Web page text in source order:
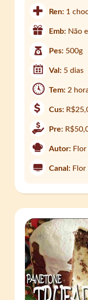
Ren: 1
Emb: Não
Pes: 500g
Val: 5 dias
Tem: 2
Cus:
Pre:
Autor:
Canal: Flor